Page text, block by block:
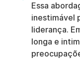
Essa
inestimável
liderança.
longa e